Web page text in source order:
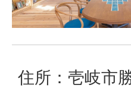
住所：壱岐市